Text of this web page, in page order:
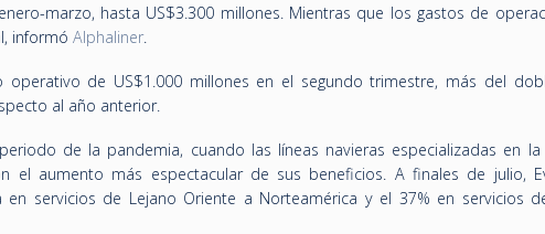
marzo, hasta US$3.300 millones. Mientras que los gastos de
informó Alphaliner.
operativo de US$1.000 millones en el segundo trimestre, más del
al año anterior.
de la pandemia, cuando las líneas navieras especializadas en
el aumento más espectacular de sus beneficios. A finales de julio,
servicios de Lejano Oriente a Norteamérica y el 37% en servicios